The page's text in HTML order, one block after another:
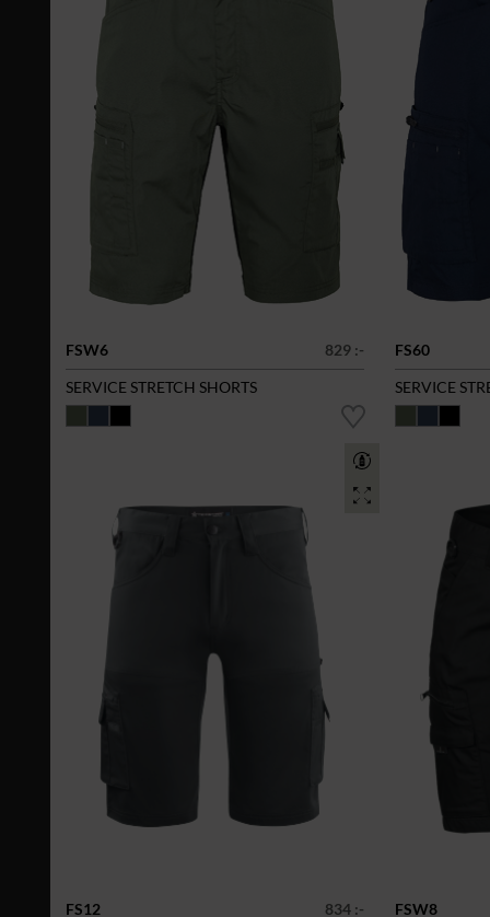
FSW6
829 :-
SERVICE STRETCH SHORTS
FS60
SERVICE
FS12 834 :- FSW8